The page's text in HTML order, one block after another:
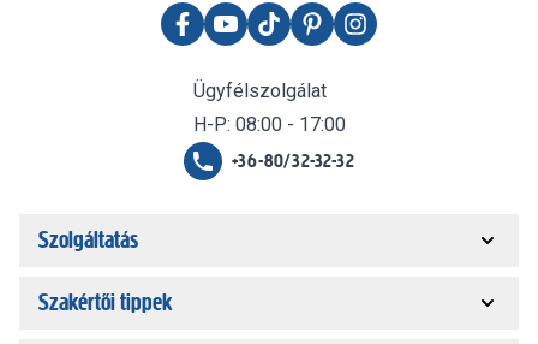
Ügyfélszolgálat
H-P: 08:00 - 17:00
+36-80/32-32-32
Szolgáltatás
Szakértői tippek